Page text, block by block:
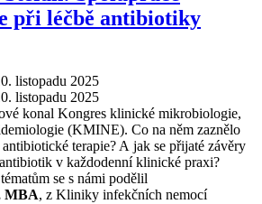
při léčbě antibiotiky
listopadu 2025
listopadu 2025
konal Kongres klinické mikrobiologie,
(KMINE). Co na něm zaznělo
terapie? A jak se přijaté závěry
v každodenní klinické praxi?
se s námi podělil
MBA, z Kliniky infekčních nemocí